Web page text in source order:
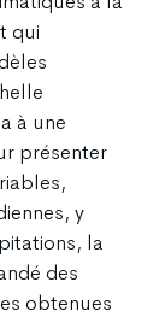
qui
à une
présenter
y
la
des
obtenues